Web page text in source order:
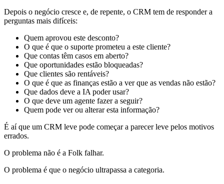
Depois o negócio cresce e, de repente, o CRM tem de responder a
perguntas mais difíceis:
Quem aprovou este desconto?
O que é que o suporte prometeu a este cliente?
Que contas têm casos em aberto?
Que oportunidades estão bloqueadas?
Que clientes são rentáveis?
O que é que as finanças estão a ver que as vendas não estão?
Que dados deve a IA poder usar?
O que deve um agente fazer a seguir?
Quem pode ver ou alterar esta informação?
É aí que um CRM leve pode começar a parecer leve pelos motivos
errados.
O problema não é a Folk falhar.
O problema é que o negócio ultrapassa a categoria.